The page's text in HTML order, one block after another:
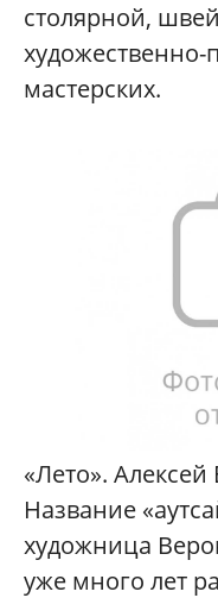
столярной,
художественно-
мастерских.
«Лето».
Название
художница
уже много лет